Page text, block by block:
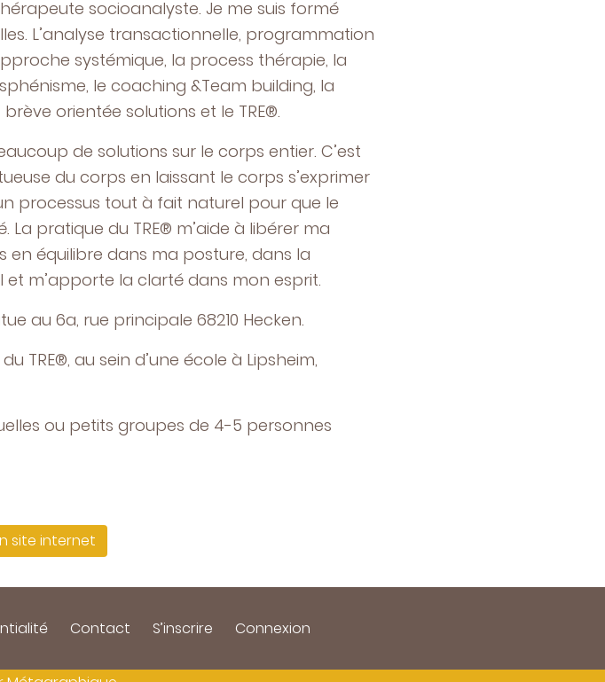
socioanalyste. Je me suis formé
L’analyse transactionnelle, programmation
systémique, la process thérapie, la
le coaching &Team building, la
orientée solutions et le TRE®.
de solutions sur le corps entier. C’est
du corps en laissant le corps s’exprimer
processus tout à fait naturel pour que le
pratique du TRE® m’aide à libérer ma
en équilibre dans ma posture, dans la
m’apporte la clarté dans mon esprit.
au 6a, rue principale 68210 Hecken.
TRE®, au sein d’une école à Lipsheim,
ou petits groupes de 4-5 personnes
site internet
Contact S’inscrire Connexion